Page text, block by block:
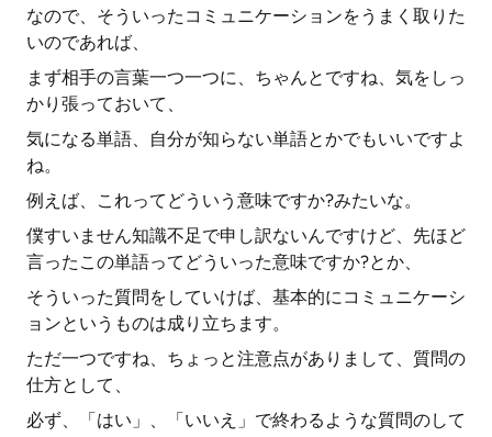
なので、そういったコミュニケーションをうまく取りた
いのであれば、
まず相手の言葉一つ一つに、ちゃんとですね、気をしっ
かり張っておいて、
気になる単語、自分が知らない単語とかでもいいですよ
ね。
例えば、これってどういう意味ですか?みたいな。
僕すいません知識不足で申し訳ないんですけど、先ほど
言ったこの単語ってどういった意味ですか?とか、
そういった質問をしていけば、基本的にコミュニケーシ
ョンというものは成り立ちます。
ただ一つですね、ちょっと注意点がありまして、質問の
仕方として、
必ず、「はい」、「いいえ」で終わるような質問のして